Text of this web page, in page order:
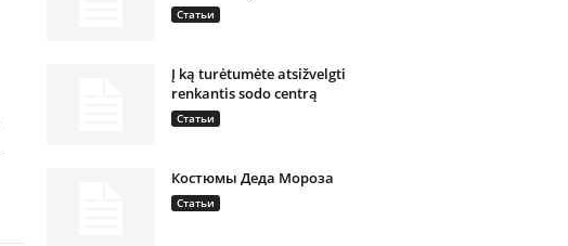
Статьи
Į ką turėtumėte atsižvelgti
renkantis sodo centrą
Статьи
Костюмы Деда Мороза
Статьи